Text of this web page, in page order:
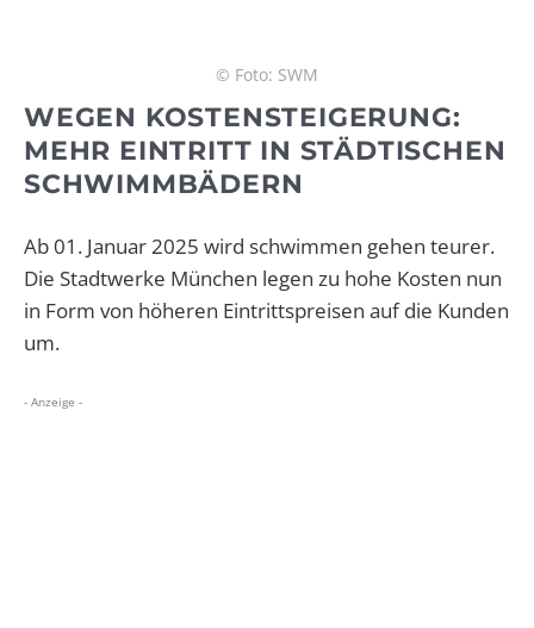
© Foto: SWM
WEGEN KOSTENSTEIGERUNG:
MEHR EINTRITT IN STÄDTISCHEN
SCHWIMMBÄDERN
Ab 01. Januar 2025 wird schwimmen gehen teurer.
Die Stadtwerke München legen zu hohe Kosten nun
in Form von höheren Eintrittspreisen auf die Kunden
um.
- Anzeige -